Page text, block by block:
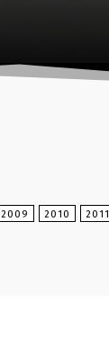
2009 2010 2011